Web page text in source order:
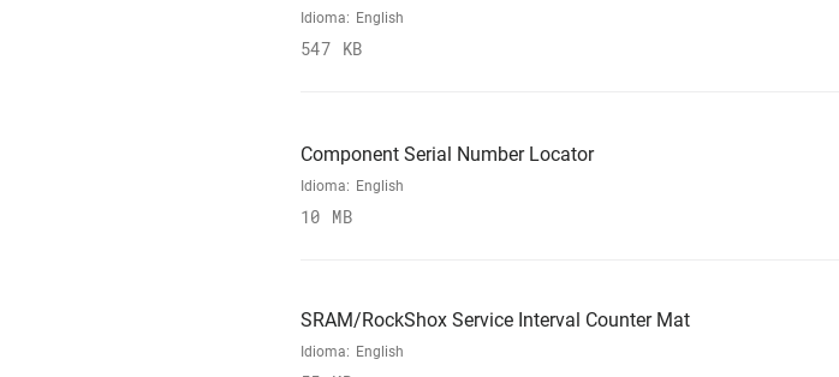
Idioma: English
547 KB
Component Serial Number Locator
Idioma: English
10 MB
SRAM/RockShox Service Interval Counter Mat
Idioma: English